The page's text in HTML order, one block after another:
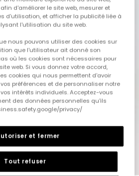
2 3 4
d'améliorer le site web, mesurer et
d'utilisation, et afficher la publicité liée à
l'utilisation du site web.
nous pouvons utiliser des cookies sur
que l'utilisateur ait donné son
où les cookies sont nécessaires pour
web. Si vous donnez votre accord,
cookies qui nous permettent d'avoir
préférences et de personnaliser notre
intérêts individuels. Acceptez-vous
des données personnelles qu'ils
privacy/
Tout refuser
et fermer